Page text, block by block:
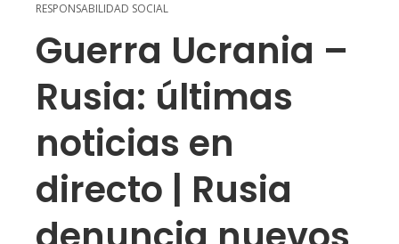
RESPONSABILIDAD SOCIAL
Guerra Ucrania –
Rusia: últimas
noticias en
directo | Rusia